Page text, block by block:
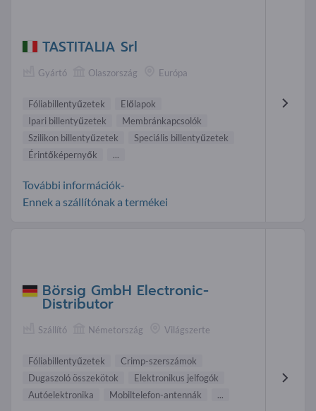
TASTITALIA Srl
Gyártó Olaszország Európa
Fóliabillentyűzetek
Előlapok
Ipari billentyűzetek
Membrán kapcsolók
Szilikon billentyűzetek
Speciális billentyűzetek
Érintőképernyők
...
További információk-
Ennek a szállítónak a termékei
Börsig GmbH Electronic-
Distributor
Szállító Németország Világszerte
Fóliabillentyűzetek
Crimp-szerszámok
Dugaszoló összekötok
Elektronikus jelfogók
Autóelektronika
Mobiltelefon-antennák ...